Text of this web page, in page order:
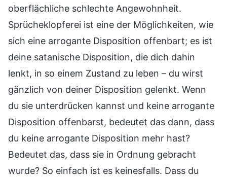
oberflächliche schlechte Angewohnheit.
Sprücheklopferei ist eine der Möglichkeiten, wie
sich eine arrogante Disposition offenbart; es ist
deine satanische Disposition, die dich dahin
lenkt, in so einem Zustand zu leben – du wirst
gänzlich von deiner Disposition gelenkt. Wenn
du sie unterdrücken kannst und keine arrogante
Disposition offenbarst, bedeutet das dann, dass
du keine arrogante Disposition mehr hast?
Bedeutet das, dass sie in Ordnung gebracht
wurde? So einfach ist es keinesfalls. Dass du